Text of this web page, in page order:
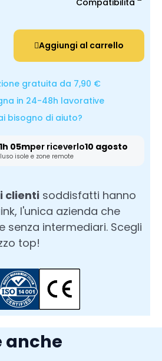
Compatibilità
Aggiungi al carrello
gratuita da 7,90 €
in 24-48h lavorative
bisogno di aiuto?
1h 05mper riceverlo10 agosto
isole e zone remote
clienti soddisfatti hanno
l'unica azienda che
senza intermediari. Scegli
top!
anche